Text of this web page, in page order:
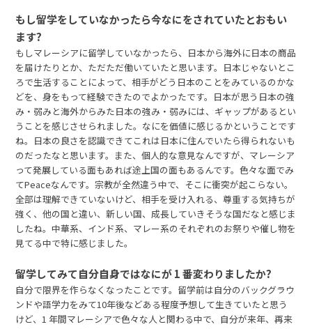
もし留学をしていなかったら今なにをされていたとおもい
ます?
もしマレーシアに留学していなかったら、日本から海外に日本の商品
を届けたりとか、ただただ働いていたと思います。日本じゃないとこ
ろで生活することによって、相手がどう日本のことをみているのかな
どを、身をもって経験できたのでよかったです。日本が思う日本の強
み・弱みと海外からみた日本の強み・弱みには、ギャップがあるとい
うことを感じさせられました。なにを価値に感じるかということです
ね。日本の良さを認識できてこれは日本に住んでいたら得られないも
のだったなと思います。また、個人的な意見なんですが、マレーシア
って発展している面もあれば途上国の面もあるんです。色々な面でみ
てPeaceなんです。宗教が全然違う中で、そこに衝突が起こらない。
全部は理解できていないけど、相手を受け入れる、尊重する気持ちが
強く、他の国と違い、新しい国、成長していきそうな国だなと感じま
したね。中華系、インド系、マレー系のそれぞれのお祭りや催し物を
見てる中で特に感じました。
留学してみて自分自身ではなにが 1 番変わりましたか?
自分で限界を作らなくなったことです。留学前は自分のバックグラウ
ンドや語学力をみて10年後などある程度予想して生きていたと思う
けど、1 年間マレーシアで色々な人と関わる中で、自分が来年、再来